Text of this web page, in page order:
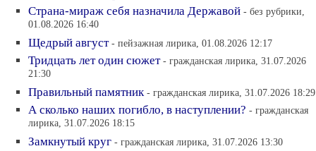
Страна-мираж себя назначила Державой - без рубрики,
01.08.2026 16:40
Щедрый август - пейзажная лирика, 01.08.2026 12:17
Тридцать лет один сюжет - гражданская лирика, 31.07.2026
21:30
Правильный памятник - гражданская лирика, 31.07.2026 18:29
А сколько наших погибло, в наступлении? - гражданская
лирика, 31.07.2026 18:15
Замкнутый круг - гражданская лирика, 31.07.2026 13:30